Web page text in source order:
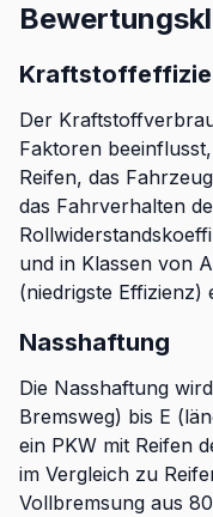
Der
Faktoren
Reifen, das
das Fahrverhalten
und in Klassen von
(niedrigste Effizienz)
Nasshaftung
Die Nasshaftung
Bremsweg) bis E
ein PKW mit Reifen
im Vergleich zu
Vollbremsung aus